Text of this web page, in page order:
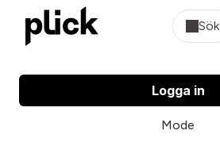
Sök
Logga in
Mode